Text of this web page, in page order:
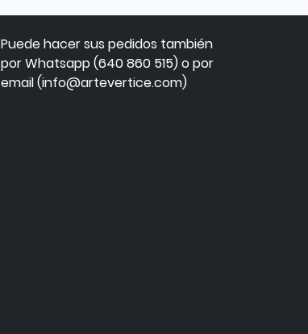
Puede hacer sus pedidos también
por Whatsapp (640 860 515) o por
email (info@artevertice.com)